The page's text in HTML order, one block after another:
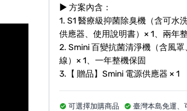
► 方案內含：
1. S1 醫療級抑菌除臭機（含可水
供應器、使用說明書）× 1、兩年
2. Smini 百變抗菌清淨機（含風
線）× 1、一年整機保固
3.【 贈品】Smini 電源供應器 × 1
可選擇加購商品
臺灣本島免運、